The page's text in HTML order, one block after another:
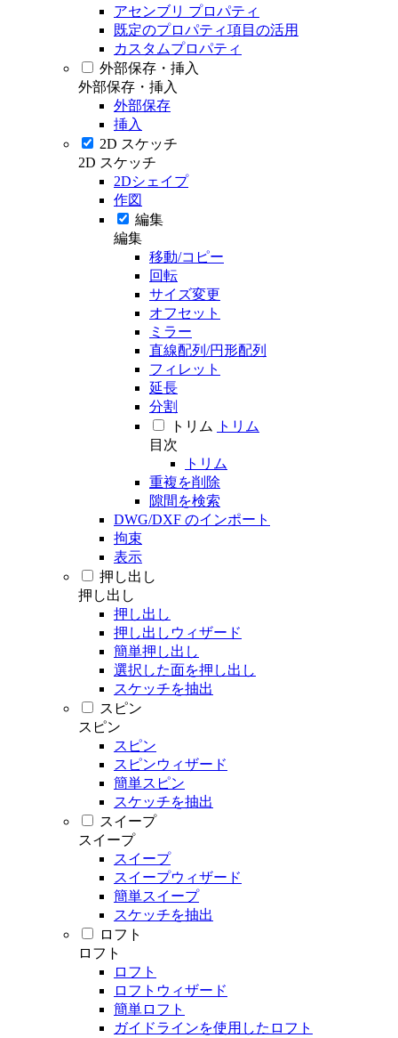
アセンブリ プロパティ
既定のプロパティ項目の活用
カスタムプロパティ
外部保存・挿入
外部保存・挿入
外部保存
挿入
2D スケッチ
2D スケッチ
2Dシェイプ
作図
編集
編集
移動/コピー
回転
サイズ変更
オフセット
ミラー
直線配列/円形配列
フィレット
延長
分割
トリム
トリム
目次
トリム
重複を削除
隙間を検索
DWG/DXF のインポート
拘束
表示
押し出し
押し出し
押し出し
押し出しウィザード
簡単押し出し
選択した面を押し出し
スケッチを抽出
スピン
スピン
スピン
スピンウィザード
簡単スピン
スケッチを抽出
スイープ
スイープ
スイープ
スイープウィザード
簡単スイープ
スケッチを抽出
ロフト
ロフト
ロフト
ロフトウィザード
簡単ロフト
ガイドラインを使用したロフト